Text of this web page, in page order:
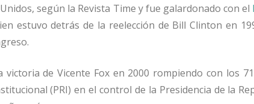
según la Revista Time y fue galardonado con el
estuvo detrás de la reelección de Bill Clinton en
de Vicente Fox en 2000 rompiendo con los
(PRI) en el control de la Presidencia de la